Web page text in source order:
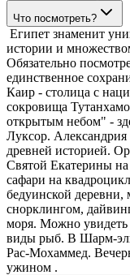
Что посмотреть?
Египет знаменит
истории и
Обязательно
единственное
Каир - столица с
сокровища
открытым небом" -
Луксор. Александрия
древней историей.
Святой Екатерины
сафари на
бедуинской деревни,
снорклингом,
моря. Можно увидеть
виды рыб. В Шарм-
Рас-Мохаммед.
ужином .